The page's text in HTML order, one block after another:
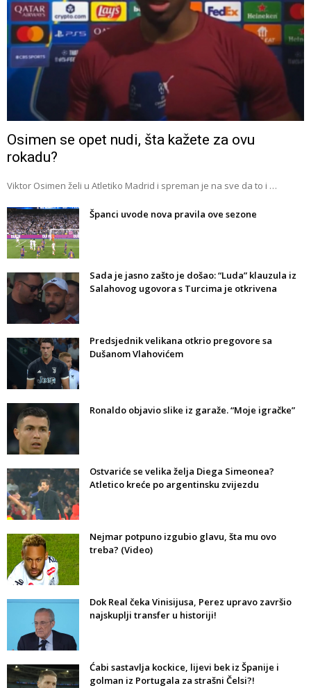
Osimen se opet nudi, šta kažete za ovu
rokadu?
Viktor Osimen želi u Atletiko Madrid i spreman je na sve da to i …
Španci uvode nova pravila ove sezone
Sada je jasno zašto je došao: “Luda” klauzula iz
Salahovog ugovora s Turcima je otkrivena
Predsjednik velikana otkrio pregovore sa
Dušanom Vlahovićem
Ronaldo objavio slike iz garaže. “Moje igračke”
Ostvariće se velika želja Diega Simeonea?
Atletico kreće po argentinsku zvijezdu
Nejmar potpuno izgubio glavu, šta mu ovo
treba? (Video)
Dok Real čeka Vinisijusa, Perez upravo završio
najskuplji transfer u historiji!
Ćabi sastavlja kockice, lijevi bek iz Španije i
golman iz Portugala za strašni Čelsi?!